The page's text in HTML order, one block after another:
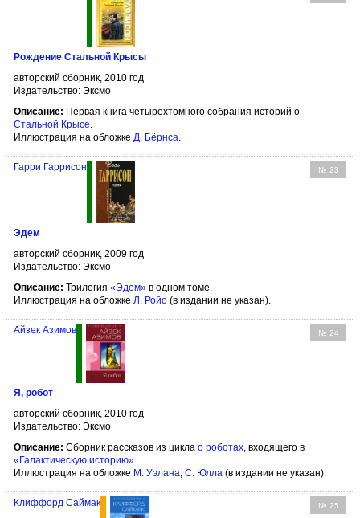
Рождение Стальной Крысы
авторский сборник, 2010 год
Издательство: Эксмо
Описание: Первая книга четырёхтомного собрания историй о
Стальной Крысе.
Иллюстрация на обложке Д. Бёрнса.
№ 23
Гарри Гаррисон
Эдем
авторский сборник, 2009 год
Издательство: Эксмо
Описание: Трилогия «Эдем» в одном томе.
Иллюстрация на обложке Л. Ройо (в издании не указан).
№ 24
Айзек Азимов
Я, робот
авторский сборник, 2010 год
Издательство: Эксмо
Описание: Сборник рассказов из цикла о роботах , входящего в
«Галактическую историю»
Иллюстрация на обложке М. Уэлана С. Юлла (в издании не указан).
№ 25
Клиффорд Саймак